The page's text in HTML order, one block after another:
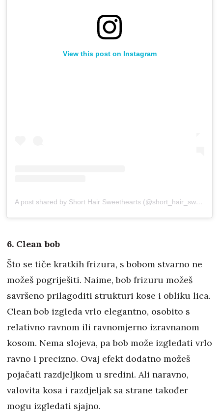
View this post on Instagram
A post shared by Short Hair Sweethearts (@short_hair_sweethearts)
6. Clean bob
Što se tiče kratkih frizura, s bobom stvarno ne
možeš pogriješiti. Naime, bob frizuru možeš
savršeno prilagoditi strukturi kose i obliku lica.
Clean bob izgleda vrlo elegantno, osobito s
relativno ravnom ili ravnomjerno izravnanom
kosom. Nema slojeva, pa bob može izgledati vrlo
ravno i precizno. Ovaj efekt dodatno možeš
pojačati razdjeljkom u sredini. Ali naravno,
valovita kosa i razdjeljak sa strane također
mogu izgledati sjajno.